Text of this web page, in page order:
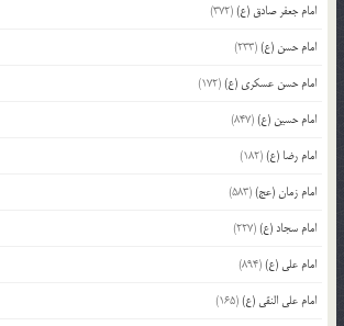
امام جعفر صادق (ع)(372)
امام حسن (ع)(233)
امام حسن عسکری (ع)(172)
امام حسین (ع)(847)
امام رضا (ع)(182)
امام زمان (عج)(583)
امام سجاد (ع)(227)
امام علی (ع)(894)
امام علی النقی (ع)(165)